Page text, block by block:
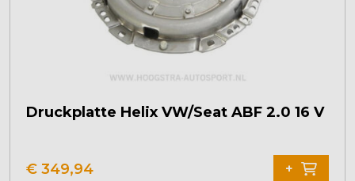
Produktseite
Druckplatte Helix VW/Seat ABF 2.0 16 V
€ 349,94 +